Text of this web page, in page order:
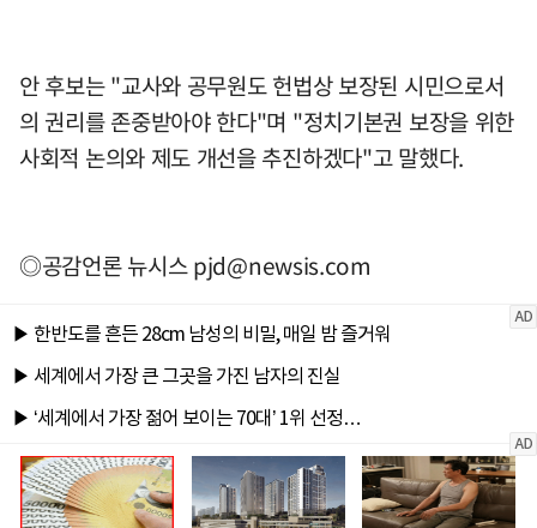
안 후보는 "교사와 공무원도 헌법상 보장된 시민으로서
의 권리를 존중받아야 한다"며 "정치기본권 보장을 위한
사회적 논의와 제도 개선을 추진하겠다"고 말했다.
◎공감언론 뉴시스pjd@newsis.com